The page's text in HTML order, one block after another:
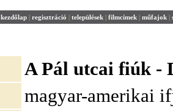
kezdőlap | regisztráció | települések | filmcímek | műfajok |
A Pál utcai fiúk
magyar-amerikai